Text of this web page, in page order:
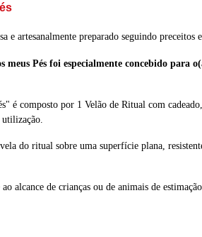
e artesanalmente preparado seguindo preceitos
meus Pés foi especialmente concebido
é composto por 1 Velão de Ritual com
do ritual sobre uma superfície plana,
alcance de crianças ou de animais de estimação.